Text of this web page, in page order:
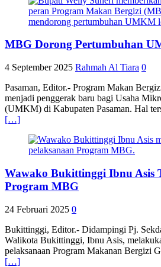
MBG Dorong Pertumbuhan
4 September 2025 Rahmah Al Tiara 0
Pasaman, Editor.- Program Makan
menjadi penggerak baru bagi Usaha
(UMKM) di Kabupaten Pasaman. Hal
[…]
Wawako Bukittinggi Ibnu Asis
Program MBG
24 Februari 2025 0
Bukittinggi, Editor.- Didampingi Pj.
Walikota Bukittinggi, Ibnu Asis,
pelaksanaan Program Makanan Bergizi
[…]